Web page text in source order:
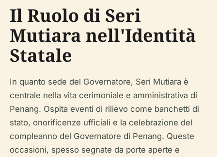
Il Ruolo di Seri
Mutiara nell'Identità
Statale
In quanto sede del Governatore, Seri Mutiara è
centrale nella vita cerimoniale e amministrativa di
Penang. Ospita eventi di rilievo come banchetti di
stato, onorificenze ufficiali e la celebrazione del
compleanno del Governatore di Penang. Queste
occasioni, spesso segnate da porte aperte e